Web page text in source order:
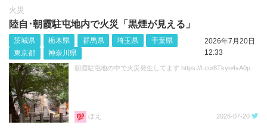
火災
陸自･朝霞駐屯地内で火災「黒煙が見える」
茨城県 栃木県 群馬県 埼玉県
千葉県
東京都
神奈川県
2026年7月20日
12:33
朝霞駐屯地の中で火災発生してます https://t.co/8Tkyo4vA0p
ぼえ 2026-07-20